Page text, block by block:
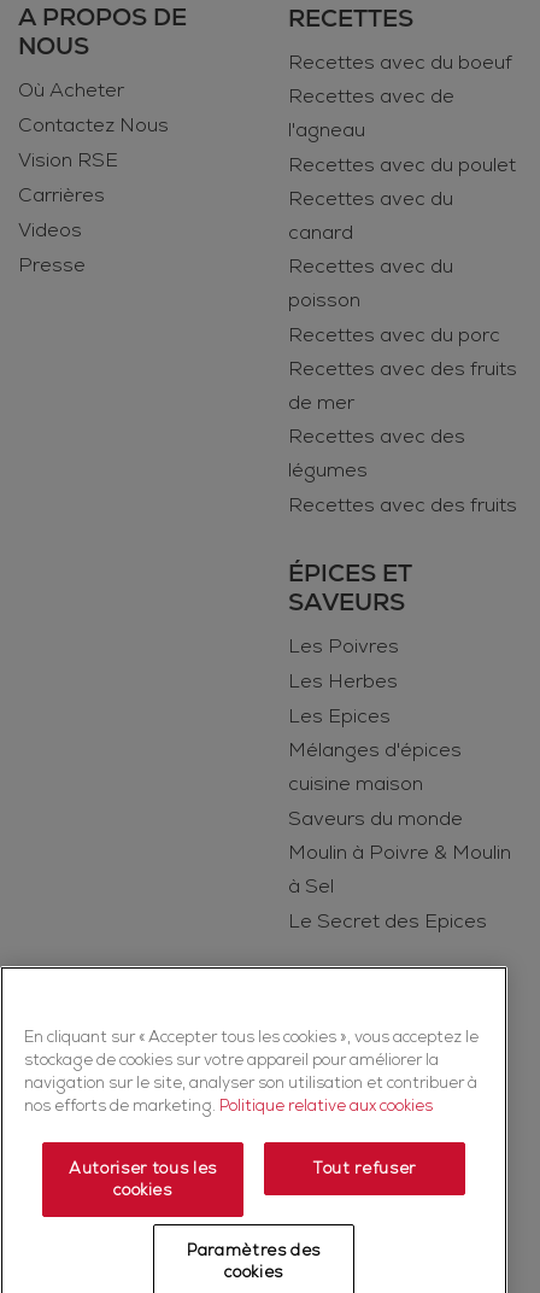
A PROPOS DE
NOUS
Où Acheter
Contactez Nous
Vision RSE
Carrières
Videos
Presse
RECETTES
Recettes avec du boeuf
Recettes avec de
l'agneau
Recettes avec du poulet
Recettes avec du
canard
Recettes avec du
poisson
Recettes avec du porc
Recettes avec des fruits
de mer
Recettes avec des
légumes
Recettes avec des fruits
ÉPICES ET
SAVEURS
Les Poivres
Les Herbes
Les Epices
Mélanges d'épices
cuisine maison
Saveurs du monde
Moulin à Poivre & Moulin
à Sel
Le Secret des Epices
Copyright © 2026 Ducros (McCormick & Company, Inc). Tous droits
réservés
Politique de confidentialité
Politique relative aux cookies
Plan du Site
Fiche produit relative aux qualités et caractéristiques
En cliquant sur « Accepter tous les cookies », vous acceptez le
stockage de cookies sur votre appareil pour améliorer la
navigation sur le site, analyser son utilisation et contribuer à
nos efforts de marketing. Politique relative aux cookies
Autoriser tous les
cookies
Tout refuser
Paramètres des
cookies